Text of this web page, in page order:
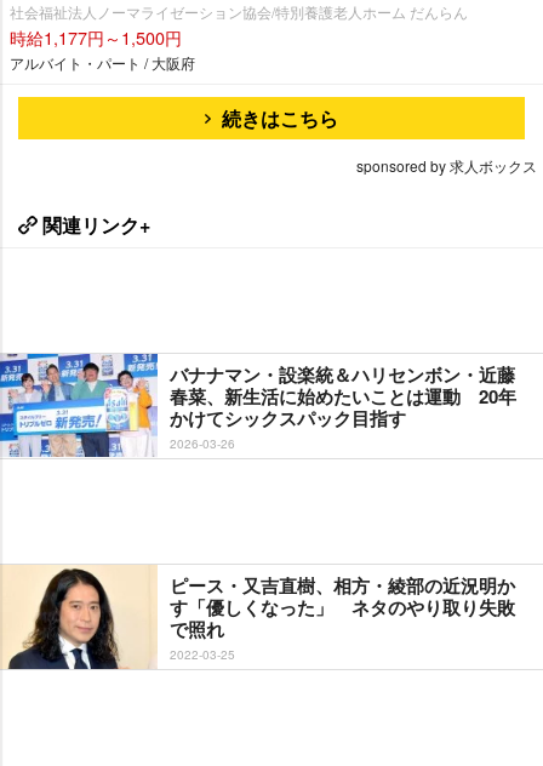
社会福祉法人ノーマライゼーション協会/特別養護老人ホーム だんらん
時給1,177円～1,500円
アルバイト・パート / 大阪府
続きはこちら
sponsored by 求人ボックス
関連リンク+
バナナマン・設楽統＆ハリセンボン・近藤
春菜、新生活に始めたいことは運動 20年
かけてシックスパック目指す
2026-03-26
ピース・又吉直樹、相方・綾部の近況明か
す「優しくなった」 ネタのやり取り失敗
で照れ
2022-03-25